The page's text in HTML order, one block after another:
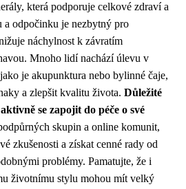
která podporuje celkové zdraví a
a odpočinku je nezbytný pro
náchylnost k závratím
Mnoho lidí nachází úlevu v
je akupunktura nebo bylinné čaje,
a zlepšit kvalitu života. Důležité
se zapojit do péče o své
skupin a online komunit,
zkušenosti a získat cenné rady od
problémy. Pamatujte, že i
životnímu stylu mohou mít velký